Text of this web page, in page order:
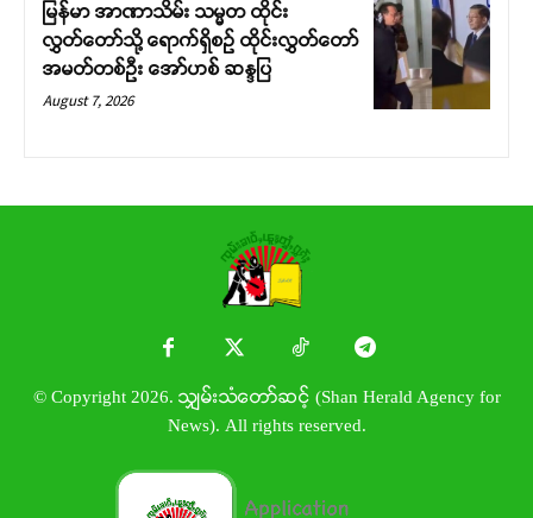
မြန်မာ အာဏာသိမ်း သမ္မတ ထိုင်း
လွှတ်တော်သို့ ရောက်ရှိစဉ် ထိုင်းလွှတ်တော်
အမတ်တစ်ဦး အော်ဟစ် ဆန္ဒပြ
August 7, 2026
© Copyright 2026. သျှမ်းသံတော်ဆင့် (Shan Herald Agency for
News). All rights reserved.